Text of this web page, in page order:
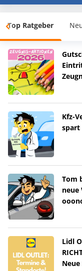
Top Ratgeber
Kfz-
spart
Tom
neue
Lidl